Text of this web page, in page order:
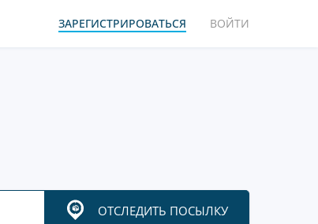
ЗАРЕГИСТРИРОВАТЬСЯ ВОЙТИ
ОТСЛЕДИТЬ ПОСЫЛКУ